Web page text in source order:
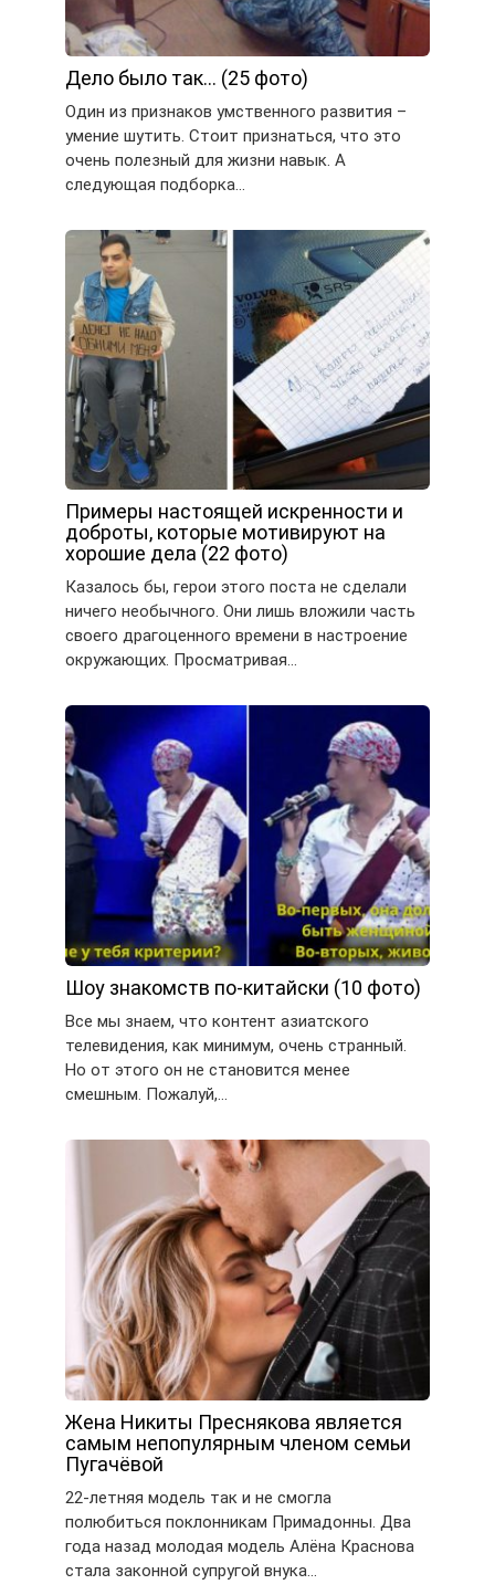
Дело было так… (25 фото)
Один из признаков умственного развития –
умение шутить. Стоит признаться, что это
очень полезный для жизни навык. А
следующая подборка…
Примеры настоящей искренности и
доброты, которые мотивируют на
хорошие дела (22 фото)
Казалось бы, герои этого поста не сделали
ничего необычного. Они лишь вложили часть
своего драгоценного времени в настроение
окружающих. Просматривая…
Шоу знакомств по-китайски (10 фото)
Все мы знаем, что контент азиатского
телевидения, как минимум, очень странный.
Но от этого он не становится менее
смешным. Пожалуй,…
Жена Никиты Преснякова является
самым непопулярным членом семьи
Пугачёвой
22-летняя модель так и не смогла
полюбиться поклонникам Примадонны. Два
года назад молодая модель Алёна Краснова
стала законной супругой внука…